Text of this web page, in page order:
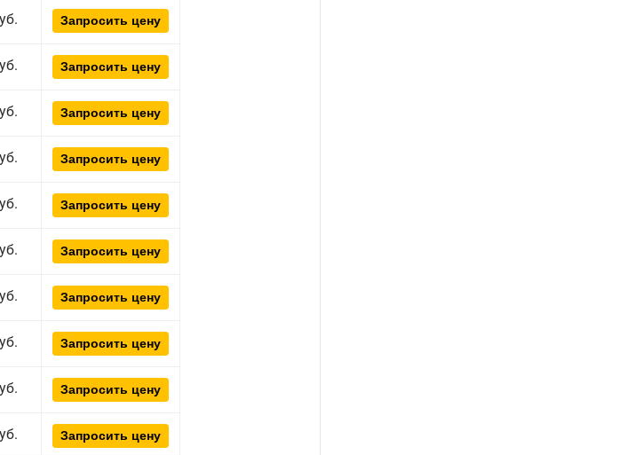
Запросить цену
Запросить цену
Запросить цену
Запросить цену
Запросить цену
Запросить цену
Запросить цену
Запросить цену
Запросить цену
Запросить цену